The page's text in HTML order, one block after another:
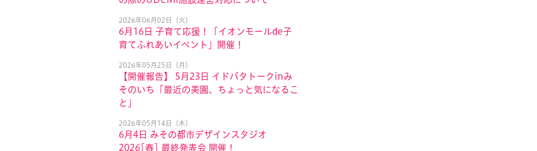
2026年06月02日（火）
6月16日 子育て応援！「イオンモールde子
育てふれあいイベント」開催！
2026年05月25日（月）
【開催報告】 5月23日 イドバタトークinみ
そのいち「最近の美園、ちょっと気になるこ
と」
2026年05月14日（木）
6月4日 みその都市デザインスタジオ
2026[春] 最終発表会 開催！